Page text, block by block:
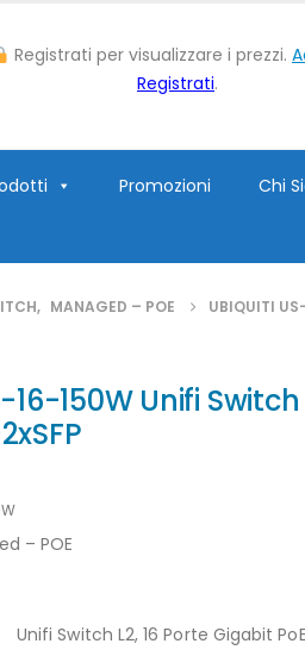
Registrati per visualizzare i prezzi.
Registrati.
Promozioni Chi
, MANAGED – POE UBIQUITI
16-150W Unifi
– POE
Unifi Switch L2, 16 Porte Gigabit